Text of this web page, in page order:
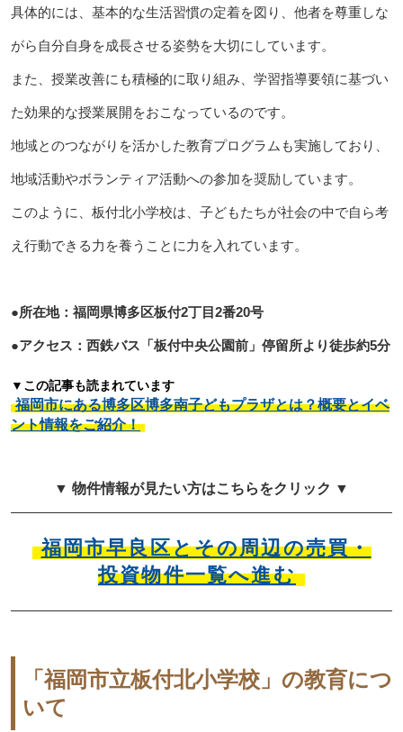
具体的には、基本的な生活習慣の定着を図り、他者を尊重しな
がら自分自身を成長させる姿勢を大切にしています。
また、授業改善にも積極的に取り組み、学習指導要領に基づい
た効果的な授業展開をおこなっているのです。
地域とのつながりを活かした教育プログラムも実施しており、
地域活動やボランティア活動への参加を奨励しています。
このように、板付北小学校は、子どもたちが社会の中で自ら考
え行動できる力を養うことに力を入れています。
●所在地：福岡県博多区板付2丁目2番20号
●アクセス：西鉄バス「板付中央公園前」停留所より徒歩約5分
▼この記事も読まれています
福岡市にある博多区博多南子どもプラザとは？概要とイベ
ント情報をご紹介！
▼ 物件情報が見たい方はこちらをクリック ▼
福岡市早良区とその周辺の売買・
投資物件一覧へ進む
「福岡市立板付北小学校」の教育につ
いて